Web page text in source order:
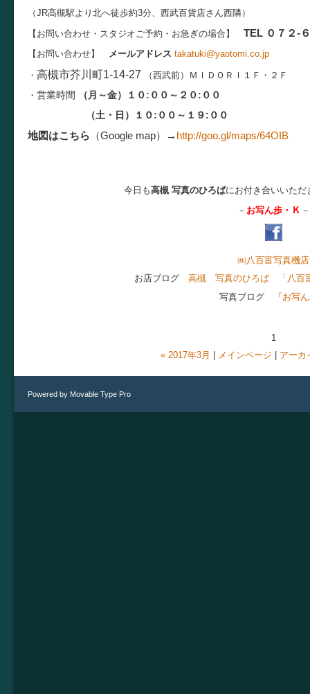
（JR高槻駅より北へ徒歩約3分、西武百貨店さん西隣）
【お問い合わせ・スタジオご予約・お急ぎの場合】 TEL ０７２-
【お問い合わせ】 メールアドレス takatuki@yaotomi.co.jp
・ 高槻市芥川町1-14-27 （西武前）
ＭＩＤＯＲＩ１Ｆ・２Ｆ
・ 営業時間
（月～金）１０:００～２０:００
（土・日）１０:００～１９:００
地図はこちら （Google map） → http://goo.gl/maps/64OIB
今日も高槻 写真のひろばにお付き合いいただ
－ お写ん歩・ Ｋ －
㈱八百富写真機店
お店ブログ 高槻 写真のひろば 「八百
写真ブログ
『お写
1
« 2017年3月
メインページ アーカ
Powered by Movable Type Pro